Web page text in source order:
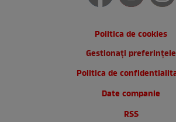
Politica de cookies
Gestionați preferințele
Politica de
Date companie
RSS